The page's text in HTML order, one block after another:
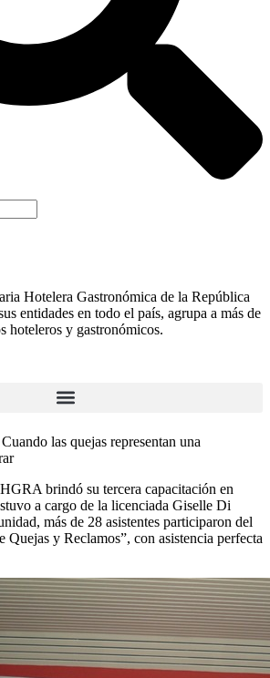
Hotelera Gastronómica de la República
entidades en todo el país, agrupa a más de
hoteleros y gastronómicos.
las quejas representan una
brindó su tercera capacitación en
a cargo de la licenciada Giselle Di
más de 28 asistentes participaron del
Quejas y Reclamos”, con asistencia perfecta